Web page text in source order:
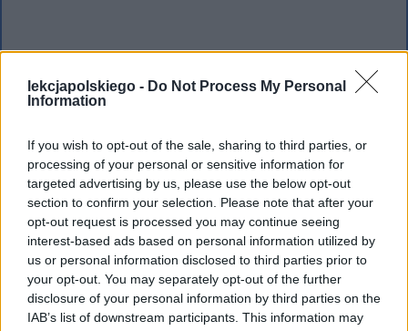
lekcjapolskiego - Do Not Process My Personal
Information
If you wish to opt-out of the sale, sharing to third parties, or
processing of your personal or sensitive information for
targeted advertising by us, please use the below opt-out
section to confirm your selection. Please note that after your
opt-out request is processed you may continue seeing
interest-based ads based on personal information utilized by
us or personal information disclosed to third parties prior to
your opt-out. You may separately opt-out of the further
disclosure of your personal information by third parties on the
IAB’s list of downstream participants. This information may